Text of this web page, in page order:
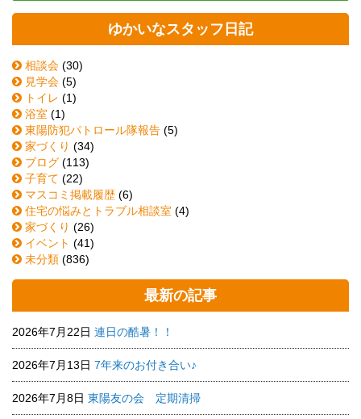
ゆかいなスタッフ日記
相談会 (30)
見学会 (5)
トイレ (1)
浴室 (1)
東陽防犯パトロール隊報告 (5)
家づくり (34)
ブログ (113)
子育て (22)
マスコミ掲載履歴 (6)
住宅の悩みとトラブル相談室 (4)
家づくり (26)
イベント (41)
未分類 (836)
最新の記事
2026年7月22日 連日の酷暑！！
2026年7月13日 7年来のお付き合い♪
2026年7月8日 東陽友の会 定期清掃